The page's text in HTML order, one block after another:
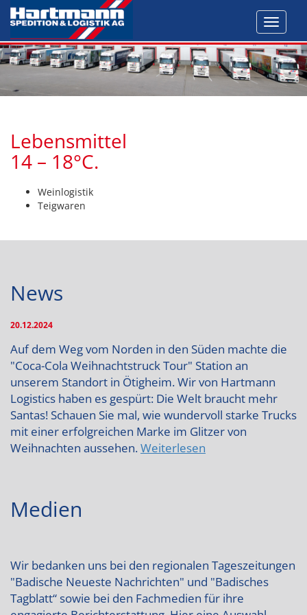
Lebensmittel
14 – 18°C.
Weinlogistik
Teigwaren
News
20.12.2024
Auf dem Weg vom Norden in den Süden machte die
"Coca-Cola Weihnachtstruck Tour" Station an
unserem Standort in Ötigheim. Wir von Hartmann
Logistics haben es gespürt: Die Welt braucht mehr
Santas! Schauen Sie mal, wie wundervoll starke Trucks
mit einer erfolgreichen Marke im Glitzer von
Weihnachten aussehen.Weiterlesen
Medien
Wir bedanken uns bei den regionalen Tageszeitungen
"Badische Neueste Nachrichten" und "Badisches
Tagblatt“ sowie bei den Fachmedien für ihre